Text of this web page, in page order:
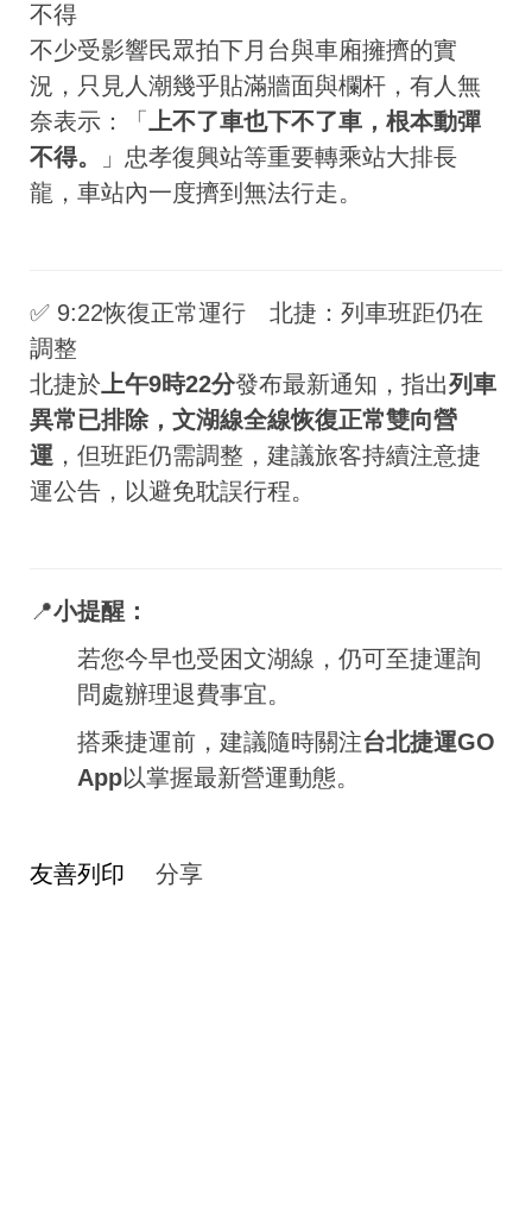
不得
不少受影響民眾拍下月台與車廂擁擠的實
況，只見人潮幾乎貼滿牆面與欄杆，有人無
奈表示：「 上不了車也下不了車，根本動彈
不得。
」忠孝復興站等重要轉乘站大排長
龍，車站內一度擠到無法行走。
✅ 9:22恢復正常運行 北捷：列車班距仍在
調整
北捷於上午9時22分發布最新通知，指出列車
異常已排除，文湖線全線恢復正常雙向營
運 ，但班距仍需調整，建議旅客持續注意捷
運公告，以避免耽誤行程。
📍小提醒：
若您今早也受困文湖線，仍可至捷運詢
問處辦理退費事宜。
搭乘捷運前，建議隨時關注台北捷運GO
App以掌握最新營運動態。
友善列印 分享